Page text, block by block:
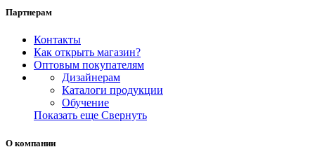
Партнерам
Контакты
Как открыть магазин?
Оптовым покупателям
Дизайнерам
Каталоги продукции
Обучение
Показать еще Свернуть
О компании